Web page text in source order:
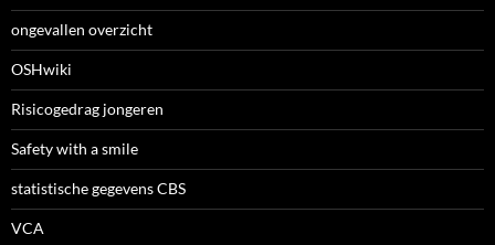
ongevallen overzicht
OSHwiki
Risicogedrag jongeren
Safety with a smile
statistische gegevens CBS
VCA